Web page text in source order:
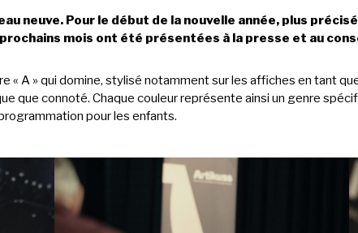
neuve. Pour le début de la nouvelle année, plus
mois ont été présentées à la presse et au
« A » qui domine, stylisé notamment sur les affiches en tant
que connoté. Chaque couleur représente ainsi un genre
pour les enfants.